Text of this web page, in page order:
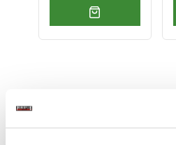
Accessoires voor
betere ervaring